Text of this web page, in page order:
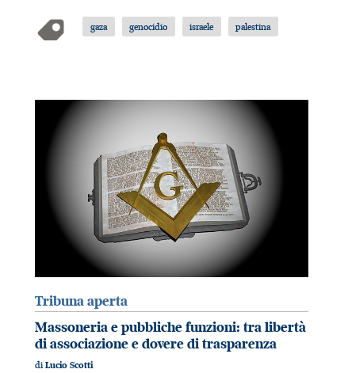
gaza genocidio israele palestina
Tribuna aperta
Massoneria e pubbliche funzioni: tra libertà
di associazione e dovere di trasparenza
diLucio Scotti